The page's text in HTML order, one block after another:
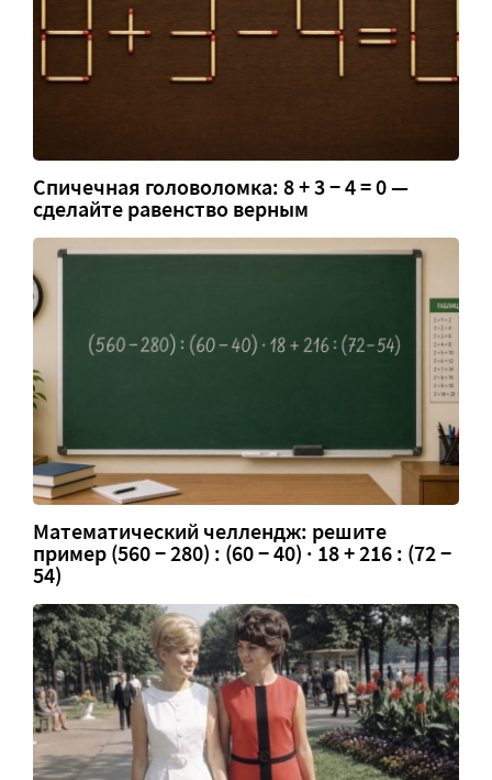
Спичечная головоломка: 8 + 3 − 4 = 0 —
сделайте равенство верным
Математический челлендж: решите
пример (560 − 280) : (60 − 40) · 18 + 216 : (72 −
54)